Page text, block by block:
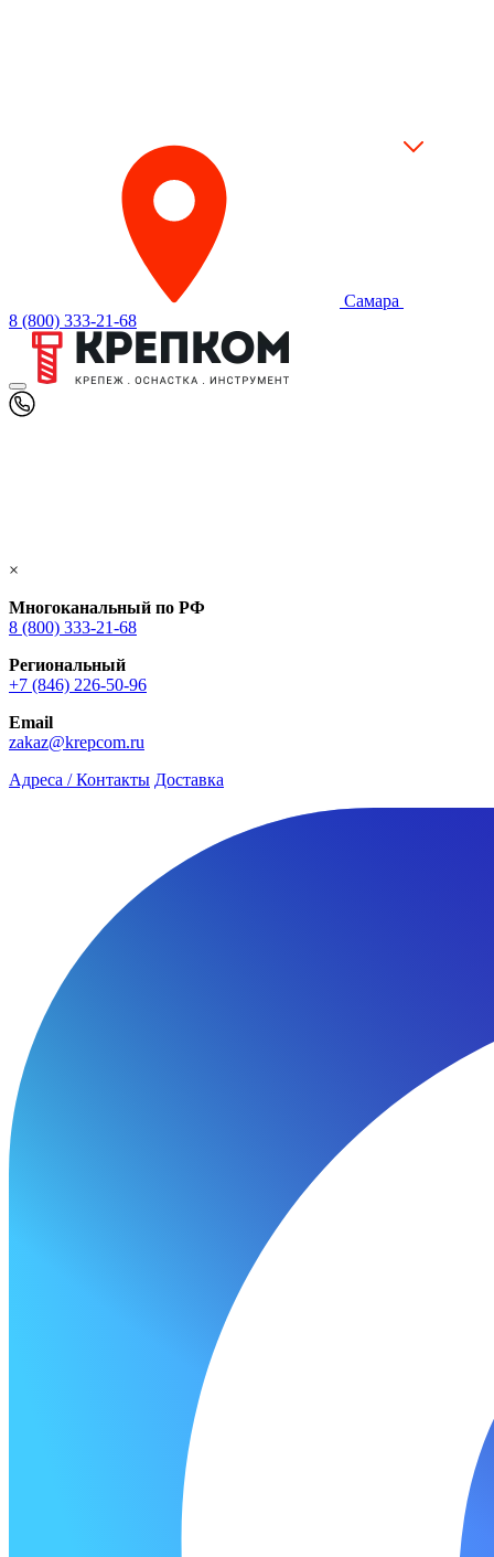
Самара
8 (800) 333-21-68
×
Многоканальный по РФ
8 (800) 333‑21-68
Региональный
+7 (846) 226-50-96
Email
zakaz@krepcom.ru
Адреса / Контакты Доставка